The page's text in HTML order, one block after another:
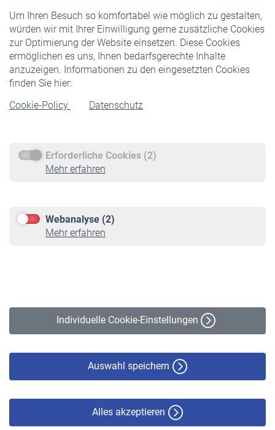
Um Ihren Besuch so komfortabel wie möglich zu gestalten,
würden wir mit Ihrer Einwilligung gerne zusätzliche Cookies
zur Optimierung der Website einsetzen. Diese Cookies
ermöglichen es uns, Ihnen bedarfsgerechte Inhalte
anzuzeigen. Informationen zu den eingesetzten Cookies
finden Sie hier:
Cookie-Policy
Datenschutz
Erforderliche Cookies (2)
Mehr erfahren
Webanalyse (2)
Mehr erfahren
Individuelle Cookie-Einstellungen
Auswahl speichern
Alles akzeptieren
Staatliche Förderung
Veranstaltungen
Rentner
Rentenbeginn
Rente beantragen
Service
Informationen
Online-Rechner
VBLnewsletter
Erklärung zur Barrierefreiheit
© VBL 2026